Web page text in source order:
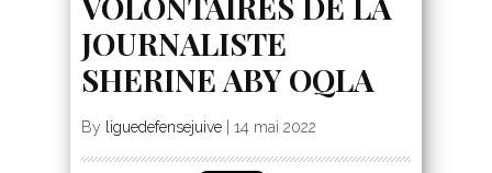
JOURNALISTE
SHERINE ABY OQLA
By liguedefensejuive 14 mai 2022